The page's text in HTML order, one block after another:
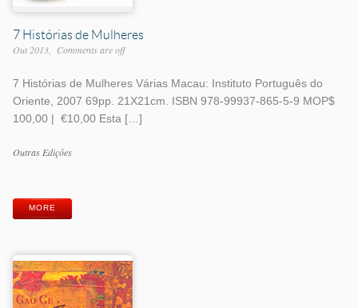
7 Histórias de Mulheres
Out 2013 Comments are off
7 Histórias de Mulheres Várias Macau: Instituto Português do
Oriente, 2007 69pp. 21X21cm. ISBN 978-99937-865-5-9 MOP$
100,00 | €10,00 Esta […]
Work
Outras Edições
MORE